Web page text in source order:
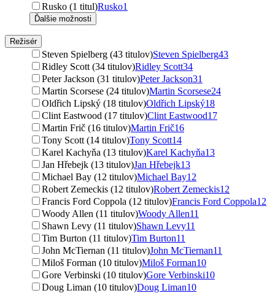
Rusko (1 titul)Rusko1
Ďalšie možnosti
Režisér
Steven Spielberg (43 titulov)Steven Spielberg43
Ridley Scott (34 titulov)Ridley Scott34
Peter Jackson (31 titulov)Peter Jackson31
Martin Scorsese (24 titulov)Martin Scorsese24
Oldřich Lipský (18 titulov)Oldřich Lipský18
Clint Eastwood (17 titulov)Clint Eastwood17
Martin Frič (16 titulov)Martin Frič16
Tony Scott (14 titulov)Tony Scott14
Karel Kachyňa (13 titulov)Karel Kachyňa13
Jan Hřebejk (13 titulov)Jan Hřebejk13
Michael Bay (12 titulov)Michael Bay12
Robert Zemeckis (12 titulov)Robert Zemeckis12
Francis Ford Coppola (12 titulov)Francis Ford Coppola12
Woody Allen (11 titulov)Woody Allen11
Shawn Levy (11 titulov)Shawn Levy11
Tim Burton (11 titulov)Tim Burton11
John McTiernan (11 titulov)John McTiernan11
Miloš Forman (10 titulov)Miloš Forman10
Gore Verbinski (10 titulov)Gore Verbinski10
Doug Liman (10 titulov)Doug Liman10